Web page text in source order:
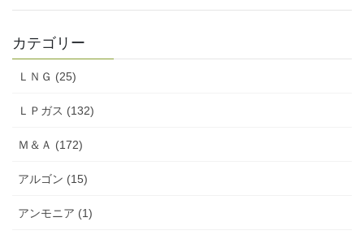
カテゴリー
ＬＮＧ (25)
ＬＰガス (132)
Ｍ＆Ａ (172)
アルゴン (15)
アンモニア (1)